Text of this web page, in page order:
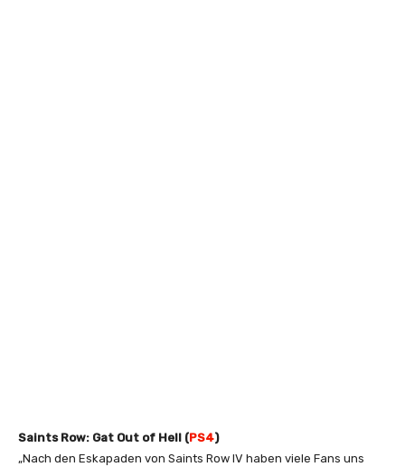
Saints Row: Gat Out of Hell (PS4)
„Nach den Eskapaden von Saints Row IV haben viele Fans uns